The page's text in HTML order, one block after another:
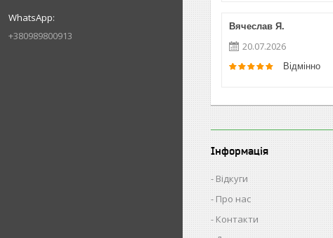
+380989800913
Вячеслав Я.
20.07.2026
Відмінно
Інформація
Відкуги
Про нас
Контакти